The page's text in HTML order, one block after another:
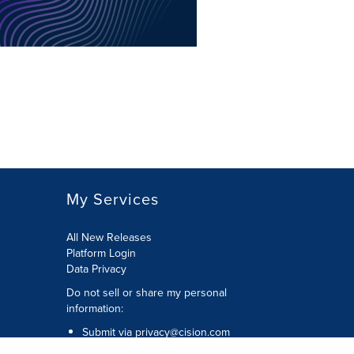
My Services
All New Releases
Platform Login
Data Privacy
Do not sell or share my personal
information:
Submit via privacy@cision.com